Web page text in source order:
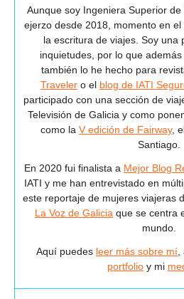
Aunque soy Ingeniera Superior
ejerzo desde 2018, momento en
la escritura de viajes. Soy una
inquietudes, por lo que
también lo he hecho para
Traveler o el blog de IATI
participado con una sección de
Televisión de Galicia y como
como la V edición de Fairway,
Santiago.
En 2020 fui finalista a Mejor Blog
IATI y me han entrevistado en
este reportaje de mujeres viajeras
La Voz de Galicia que se centra
mundo.
Aquí puedes leer más sobre mí,
portfolio y mi